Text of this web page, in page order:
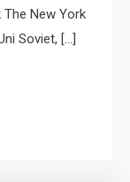
The New York
Soviet, […]